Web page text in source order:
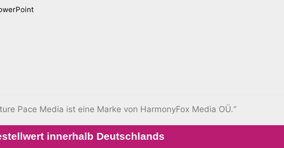
Pace Media ist eine Marke von HarmonyFox Media OÜ.“
innerhalb Deutschlands